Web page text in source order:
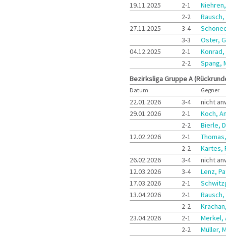
19.11.2025
2-1
2-2
27.11.2025
3-4
3-3
Oster,
04.12.2025
2-1
2-2
Spang,
Bezirksliga Gruppe A
Datum Gegner
22.01.2026 3-4
nicht
29.01.2026
2-1
Koch,
2-2
Bierle,
12.02.2026
2-1
2-2
Kartes,
26.02.2026
3-4
nicht
12.03.2026
3-4
Lenz,
17.03.2026
2-1
13.04.2026
2-1
2-2
23.04.2026
2-1
Merkel,
2-2
Müller,